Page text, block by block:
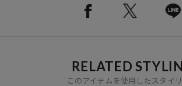
抜群の使い勝手の良さを発揮する1着となってい
【AiRide/エアライド】
機で洗濯可能な新素材。
夏場の着用に適した、UPF25、UVカット率90％
RELATED
このアイテムを使用したスタイ